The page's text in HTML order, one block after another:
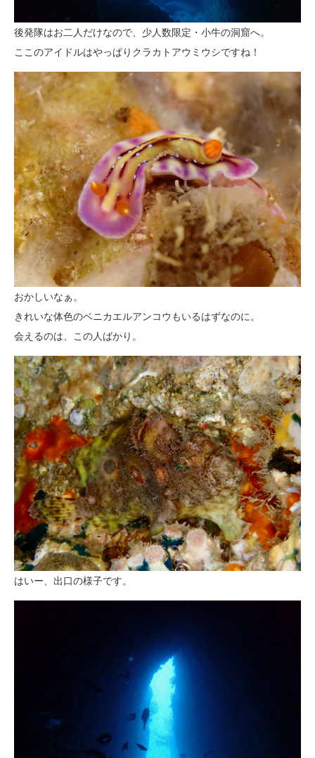
後発隊はお二人だけなので、少人数限定・小牛の洞窟へ。
ここのアイドルはやっぱりクラカトアウミウシですね！
おかしいなぁ。
きれいな体色のベニカエルアンコウもいるはずなのに。
会えるのは、この人ばかり。
はいー、出口の様子です。